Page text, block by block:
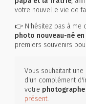
votre nouvelle vie de
👉 N'hésitez pas à me
photo nouveau-né
premiers souvenirs
Vous souhaitant
d'un complément
votre photographe
présent.